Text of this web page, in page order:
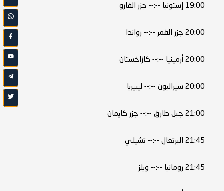
19:00 إستونيا --:-- جزر الفارو
20:00 جزر القمر --:-- رواندا
20:00 أرمينيا --:-- كازاخستان
20:00 سيراليون --:-- ليبيريا
21:00 جبل طارق --:-- جزر كايمان
21:45 البرتغال --:-- تشيلي
21:45 رومانيا --:-- ويلز